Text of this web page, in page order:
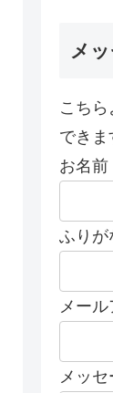
メ
こち
できま
お名前
ふりが
メー
メッ